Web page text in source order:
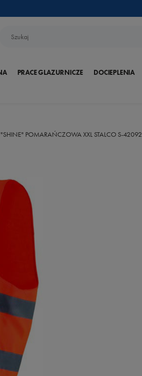
PRACE GLAZURNICZE DOCIEPLENIA
POMARAŃCZOWA XXL STALCO S-42092